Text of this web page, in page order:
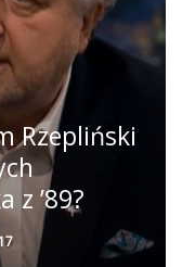
Rzepliński
z ’89?